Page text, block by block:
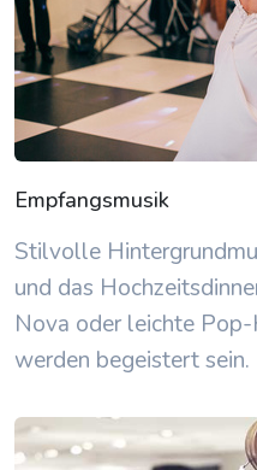
Empfangsmusik
Stilvolle
und das
Nova oder leichte
werden begeistert sein.